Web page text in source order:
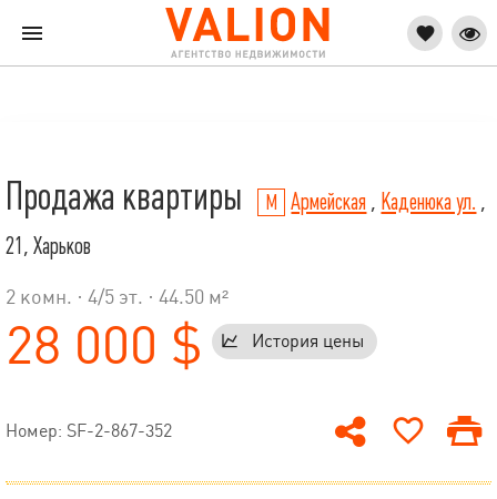
Продажа квартиры Армейская , Каденюка ул. ,
21, Харьков
2 комн. · 4/5 эт. · 44.50 м²
28 000 $ История цены
Номер: SF-2-867-352